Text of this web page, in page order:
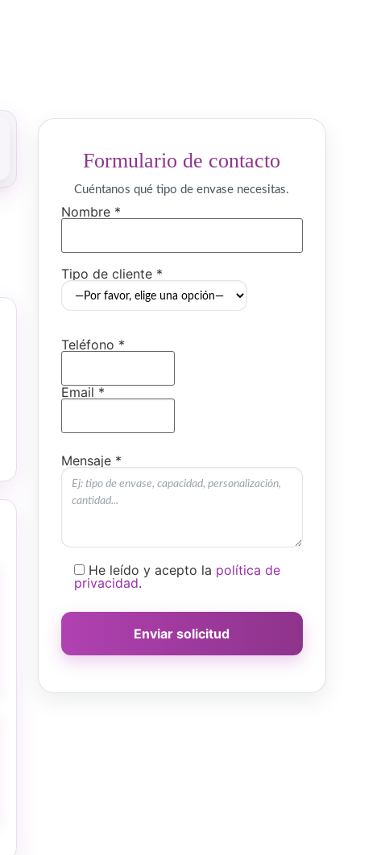
Formulario de contacto
Cuéntanos qué tipo de envase necesitas.
Nombre *
Tipo de cliente *
Teléfono *
Email *
Mensaje *
He leído y acepto la política de
privacidad.